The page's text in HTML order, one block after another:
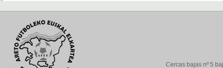
Cercas bajas nº 5